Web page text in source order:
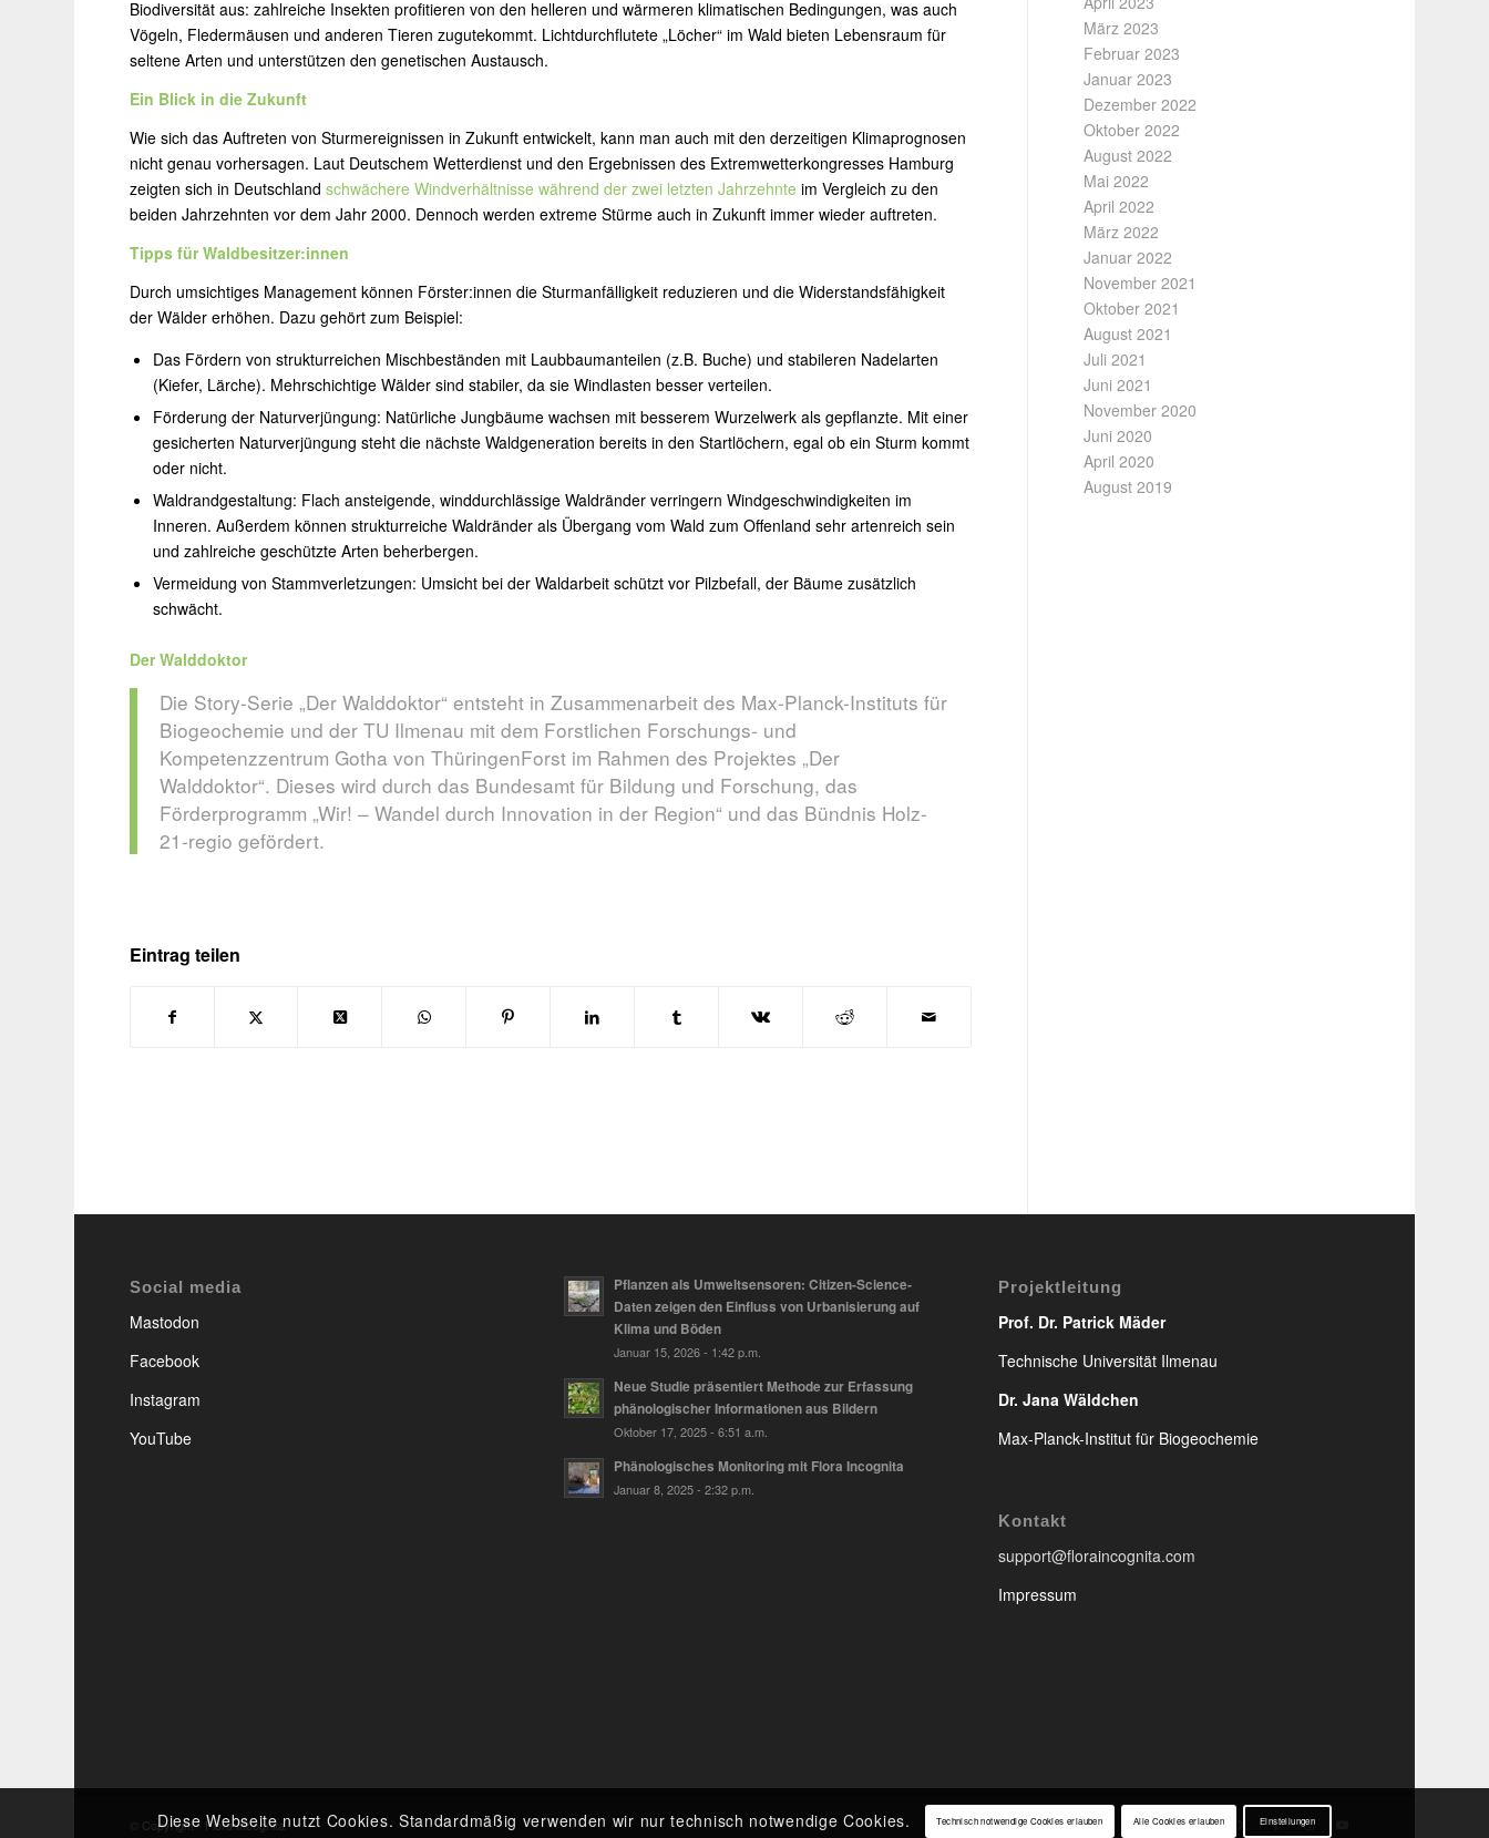
Biodiversität aus: zahlreiche Insekten profitieren von den helleren und wärmeren klimatischen Bedingungen, was auch
Vögeln, Fledermäusen und anderen Tieren zugutekommt. Lichtdurchflutete „Löcher“ im Wald bieten Lebensraum für
seltene Arten und unterstützen den genetischen Austausch.
Ein Blick in die Zukunft
Wie sich das Auftreten von Sturmereignissen in Zukunft entwickelt, kann man auch mit den derzeitigen Klimaprognosen
nicht genau vorhersagen. Laut Deutschem Wetterdienst und den Ergebnissen des Extremwetterkongresses Hamburg
zeigten sich in Deutschlandschwächere Windverhältnisse während der zwei letzten Jahrzehnte im Vergleich zu den
beiden Jahrzehnten vor dem Jahr 2000. Dennoch werden extreme Stürme auch in Zukunft immer wieder auftreten.
Tipps für Waldbesitzer:innen
Durch umsichtiges Management können Förster:innen die Sturmanfälligkeit reduzieren und die Widerstandsfähigkeit
der Wälder erhöhen. Dazu gehört zum Beispiel:
Das Fördern von strukturreichen Mischbeständen mit Laubbaumanteilen (z.B. Buche) und stabileren Nadelarten
(Kiefer, Lärche). Mehrschichtige Wälder sind stabiler, da sie Windlasten besser verteilen.
Förderung der Naturverjüngung: Natürliche Jungbäume wachsen mit besserem Wurzelwerk als gepflanzte. Mit einer
gesicherten Naturverjüngung steht die nächste Waldgeneration bereits in den Startlöchern, egal ob ein Sturm kommt
oder nicht.
Waldrandgestaltung: Flach ansteigende, winddurchlässige Waldränder verringern Windgeschwindigkeiten im
Inneren. Außerdem können strukturreiche Waldränder als Übergang vom Wald zum Offenland sehr artenreich sein
und zahlreiche geschützte Arten beherbergen.
Vermeidung von Stammverletzungen: Umsicht bei der Waldarbeit schützt vor Pilzbefall, der Bäume zusätzlich
schwächt.
Der Walddoktor
Die Story-Serie „Der Walddoktor“ entsteht in Zusammenarbeit des Max-Planck-Instituts für
Biogeochemie und der TU Ilmenau mit dem Forstlichen Forschungs- und
Kompetenzzentrum Gotha von ThüringenForst im Rahmen des Projektes „Der
Walddoktor“. Dieses wird durch das Bundesamt für Bildung und Forschung, das
Förderprogramm „Wir! – Wandel durch Innovation in der Region“ und das Bündnis Holz-
21-regio gefördert.
Eintrag teilen
März 2023
Februar 2023
Januar 2023
Dezember 2022
Oktober 2022
August 2022
Mai 2022
April 2022
März 2022
Januar 2022
November 2021
Oktober 2021
August 2021
Juli 2021
Juni 2021
November 2020
Juni 2020
April 2020
August 2019
Social media
Mastodon
Facebook
Instagram
YouTube
Pflanzen als Umweltsensoren: Citizen-Science-
Daten zeigen den Einfluss von Urbanisierung auf
Klima und Böden
Januar 15, 2026 - 1:42 p.m.
Neue Studie präsentiert Methode zur Erfassung
phänologischer Informationen aus Bildern
Oktober 17, 2025 - 6:51 a.m.
Phänologisches Monitoring mit Flora Incognita
Januar 8, 2025 - 2:32 p.m.
Projektleitung
Prof. Dr. Patrick Mäder
Technische Universität Ilmenau
Dr. Jana Wäldchen
Max-Planck-Institut für Biogeochemie
Kontakt
support@floraincognita.com
Impressum
© Copyright - Flora Incognita
Diese Webseite nutzt Cookies. Standardmäßig verwenden wir nur technisch notwendige Cookies. Technisch notwendige Cookies erlauben Alle Cookies erlauben Einstellungen